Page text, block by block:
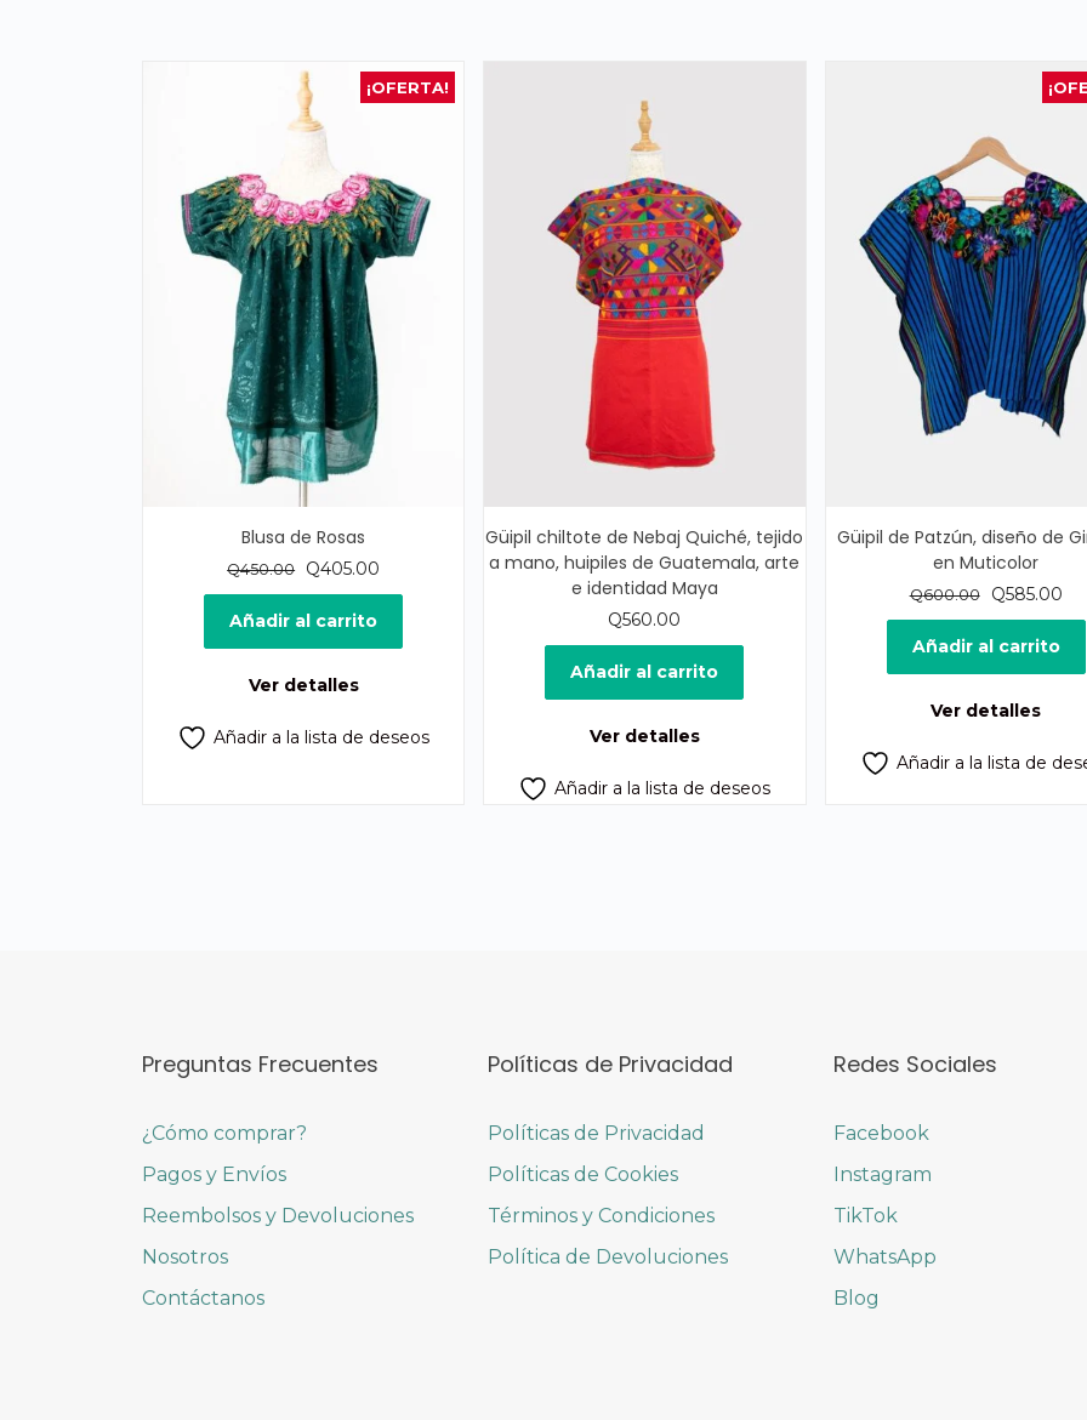
¡OFERTA!
Blusa de Rosas
Q450.00
El
precio
original
era:
Q405.00
precio
es:
Añadir al carrito
Ver detalles
Añadir a la lista de deseos
Güipil chiltote de Nebaj Quiché, tejido
a mano, huipiles de Guatemala, arte
e identidad Maya
Q560.00
Añadir al carrito
Ver detalles
Añadir a la lista de deseos
Güipil de Patzún, diseño de
en Muticolor
Q600.00
El
precio
original
era:
Q585.00El
es:
Añadir al carrito
Ver detalles
Añadir a la lista de
Preguntas Frecuentes
¿Cómo comprar?
Pagos y Envíos
Reembolsos y Devoluciones
Nosotros
Contáctanos
Políticas de Privacidad
Políticas de Privacidad
Políticas de Cookies
Términos y Condiciones
Política de Devoluciones
Redes Sociales
Facebook
Instagram
TikTok
WhatsApp
Blog